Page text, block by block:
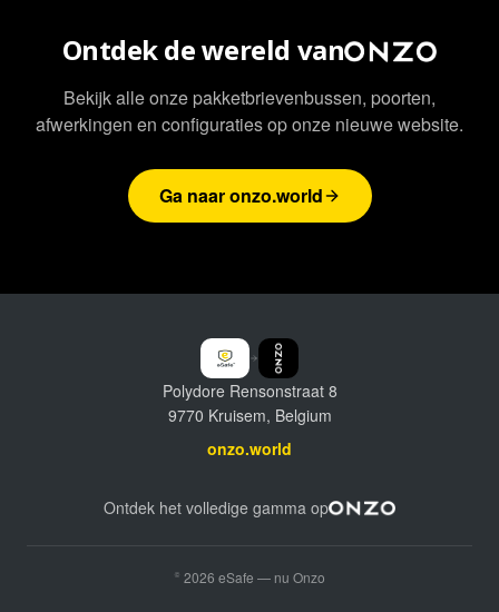
Ontdek de wereld van
Bekijk alle onze pakketbrievenbussen, poorten,
afwerkingen en configuraties op onze nieuwe website.
Ga naar onzo.world
Polydore Rensonstraat 8
9770 Kruisem, Belgium
onzo.world
Ontdek het volledige gamma op
© 2026 eSafe — nu Onzo